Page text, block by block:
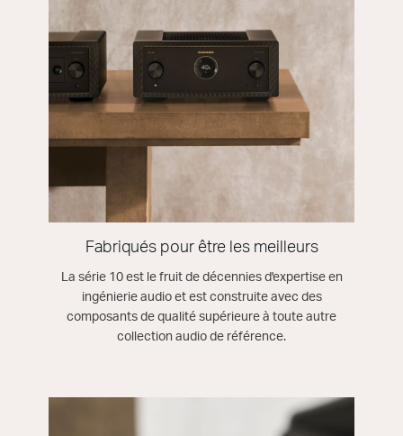
Fabriqués pour être les meilleurs
La série 10 est le fruit de décennies d'expertise en
ingénierie audio et est construite avec des
composants de qualité supérieure à toute autre
collection audio de référence.